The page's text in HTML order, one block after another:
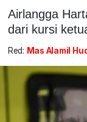
Airlangga
dari kursi
Red: Mas Alamil